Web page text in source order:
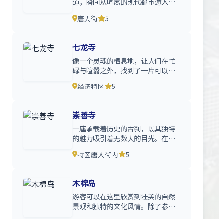
唐人街 5
七龙寺
像一个灵魂的栖息地，让人们在忙
碌与喧嚣之外，找到了一片可以安
经济特区 5
崇善寺
一座承载着历史的古刹，以其独特
的魅力吸引着无数人的目光。在这
特区唐人街内 5
木棉岛
游客可以在这里欣赏到壮美的自然
景观和独特的文化风情。除了参观